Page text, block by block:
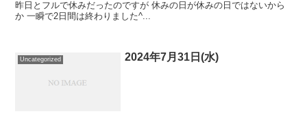
昨日とフルで休みだったのですが 休みの日が休みの日ではないから
か 一瞬で2日間は終わりました^...
Uncategorized 2024年7月31日(水)